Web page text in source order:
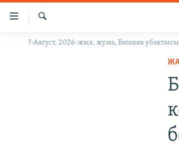
Линктер
Мазмунга
Навигацияга
ЖАҢЫЛЫКТАР
Издөө
7-Август, 2026-жыл, жума, Бишкек